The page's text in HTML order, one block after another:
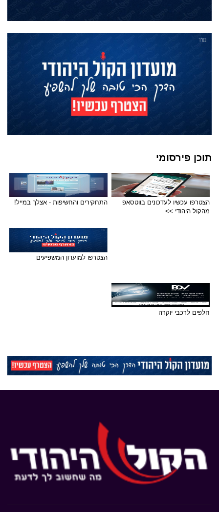
תוכן פירסומי
הצטרפו עכשיו לעדכונים בווטסאפ
מהקול היהודי >>
התחקירים והחשיפות - אצלך במייל!
הצטרפו למועדון המשפיעים
חלפים לרכבי יוקרה